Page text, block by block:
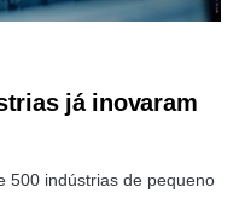
já inovaram
500 indústrias de pequeno